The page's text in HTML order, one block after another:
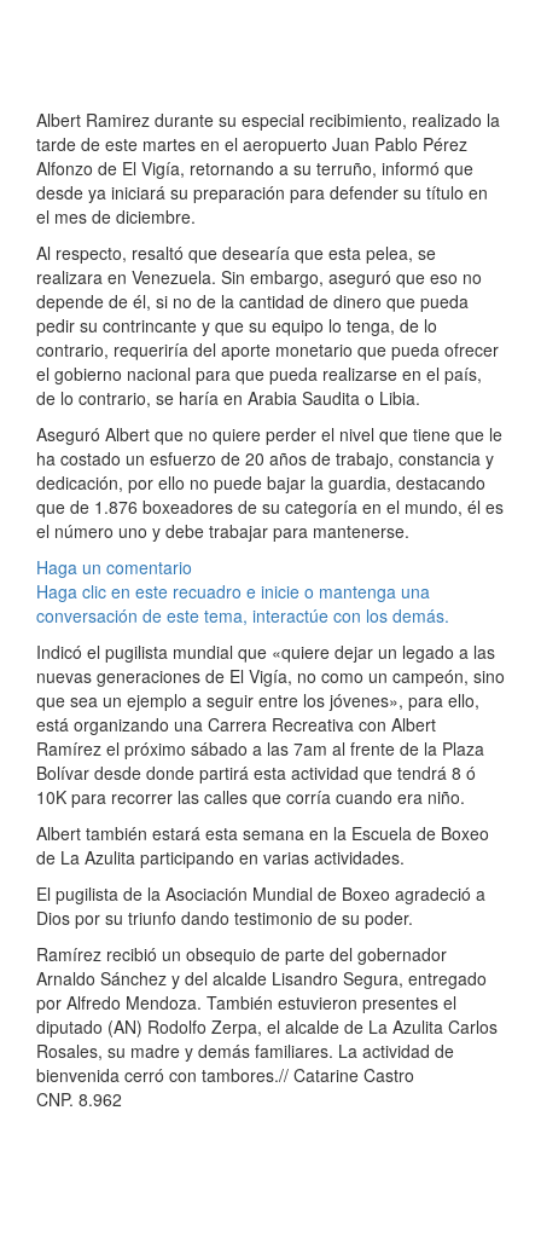
Albert Ramirez durante su especial recibimiento, realizado la
tarde de este martes en el aeropuerto Juan Pablo Pérez
Alfonzo de El Vigía, retornando a su terruño, informó que
desde ya iniciará su preparación para defender su título en
el mes de diciembre.
Al respecto, resaltó que desearía que esta pelea, se
realizara en Venezuela. Sin embargo, aseguró que eso no
depende de él, si no de la cantidad de dinero que pueda
pedir su contrincante y que su equipo lo tenga, de lo
contrario, requeriría del aporte monetario que pueda ofrecer
el gobierno nacional para que pueda realizarse en el país,
de lo contrario, se haría en Arabia Saudita o Libia.
Aseguró Albert que no quiere perder el nivel que tiene que le
ha costado un esfuerzo de 20 años de trabajo, constancia y
dedicación, por ello no puede bajar la guardia, destacando
que de 1.876 boxeadores de su categoría en el mundo, él es
el número uno y debe trabajar para mantenerse.
Haga un comentario
Haga clic en este recuadro e inicie o mantenga una
conversación de este tema, interactúe con los demás.
Indicó el pugilista mundial que «quiere dejar un legado a las
nuevas generaciones de El Vigía, no como un campeón, sino
que sea un ejemplo a seguir entre los jóvenes», para ello,
está organizando una Carrera Recreativa con Albert
Ramírez el próximo sábado a las 7am al frente de la Plaza
Bolívar desde donde partirá esta actividad que tendrá 8 ó
10K para recorrer las calles que corría cuando era niño.
Albert también estará esta semana en la Escuela de Boxeo
de La Azulita participando en varias actividades.
El pugilista de la Asociación Mundial de Boxeo agradeció a
Dios por su triunfo dando testimonio de su poder.
Ramírez recibió un obsequio de parte del gobernador
Arnaldo Sánchez y del alcalde Lisandro Segura, entregado
por Alfredo Mendoza. También estuvieron presentes el
diputado (AN) Rodolfo Zerpa, el alcalde de La Azulita Carlos
Rosales, su madre y demás familiares. La actividad de
bienvenida cerró con tambores.// Catarine Castro
CNP. 8.962